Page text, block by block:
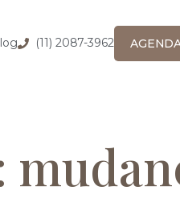
(11) 2087-3962